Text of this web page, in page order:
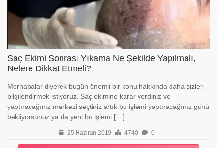
Saç Ekimi Sonrası Yıkama Ne Şekilde Yapılmalı,
Nelere Dikkat Etmeli?
Merhabalar diyerek bugün önemli bir konu hakkında daha sizleri
bilgilendirmek istiyoruz. Saç ekimine karar verdiniz ve
yaptıracağınız merkezi seçtiniz artık bu işlemi yaptıracağınız günü
bekliyorsunuz ya da yeni bu işlemi […]
25 Haziran 2019 4740 0